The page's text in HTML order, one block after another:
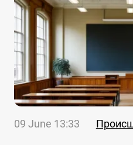
09 June 13:33